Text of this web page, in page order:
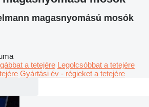
magasnyomású mosók
a tetejére Legolcsóbbat a tetejére
Gyártási év - régieket a tetejére